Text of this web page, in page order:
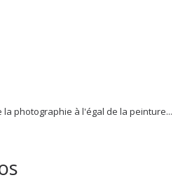
photographie à l'égal de la peinture...